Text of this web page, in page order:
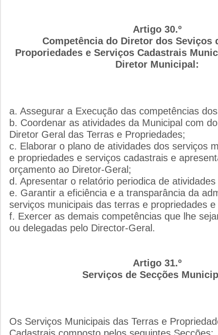
Artigo 30.º
Competência do Diretor dos Seviços
Proporiedades e Serviços Cadastrais
Diretor Municipal:
a. Assegurar a Execução das competências
b. Coordenar as atividades da Municipal com
Diretor Geral das Terras e Propriedades;
c. Elaborar o plano de atividades dos serviços
e propriedades e serviços cadastrais e
orçamento ao Diretor-Geral;
d. Apresentar o relatório periodica de
e. Garantir a eficiência e a transparância da
serviços municipais das terras e propriedades
f. Exercer as demais competências que lhe
ou delegadas pelo Director-Geral.
Artigo 31.º
Serviços de Secções
Os Serviços Municipais das Terras e
Cadastrais composto pelos seguintes Secções: